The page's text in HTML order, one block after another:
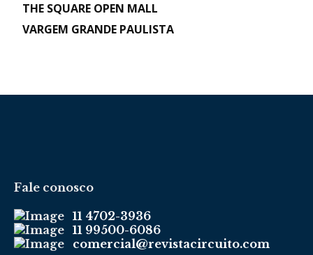
THE SQUARE OPEN MALL
VARGEM GRANDE PAULISTA
Fale conosco
11 4702-3936
11 99500-6086
comercial@revistacircuito.com